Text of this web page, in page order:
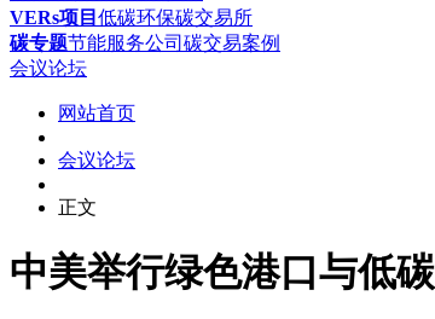
VERs项目 低碳环保碳交易所
碳专题节能服务公司 碳交易案例
会议论坛
网站首页
会议论坛
正文
中美举行绿色港口与低